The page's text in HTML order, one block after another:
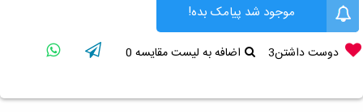
موجود شد پیامک بده!
دوست داشتن3 اضافه به لیست مقایسه 0